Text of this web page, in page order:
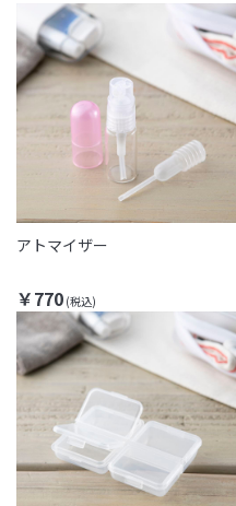
アトマイザー
￥770